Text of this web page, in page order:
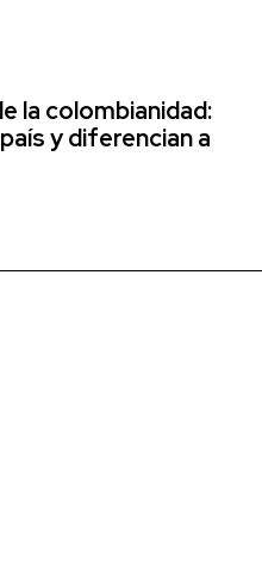
la colombianidad:
y diferencian a